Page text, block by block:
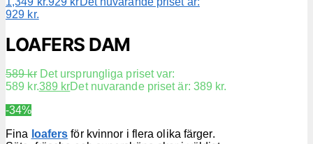
929 kr.
LOAFERS DAM
589kr Det ursprungliga priset var:
589 kr.389 krDet nuvarande priset är: 389 kr.
-34%
Fina loafers för kvinnor i flera olika färger.